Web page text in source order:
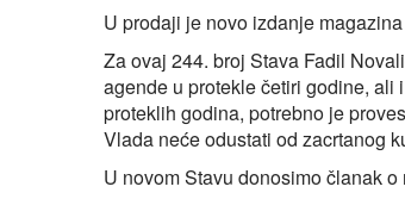
U prodaji je novo izdanje magazina
Za ovaj 244. broj Stava Fadil
agende u protekle četiri godine, ali
proteklih godina, potrebno je
Vlada neće odustati od zacrtanog
U novom Stavu donosimo članak